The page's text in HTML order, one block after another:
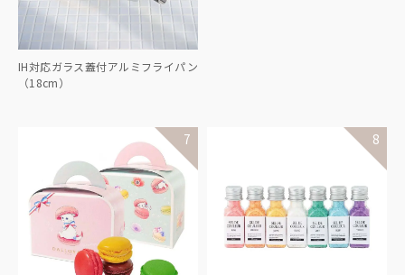
IH対応ガラス蓋付アルミフライパン
（18cm）